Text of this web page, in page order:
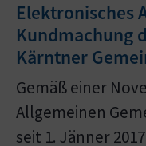
Elektronisches
Kundmachung
Kärntner
Gemäß einer
Allgemeinen
seit 1. Jänner